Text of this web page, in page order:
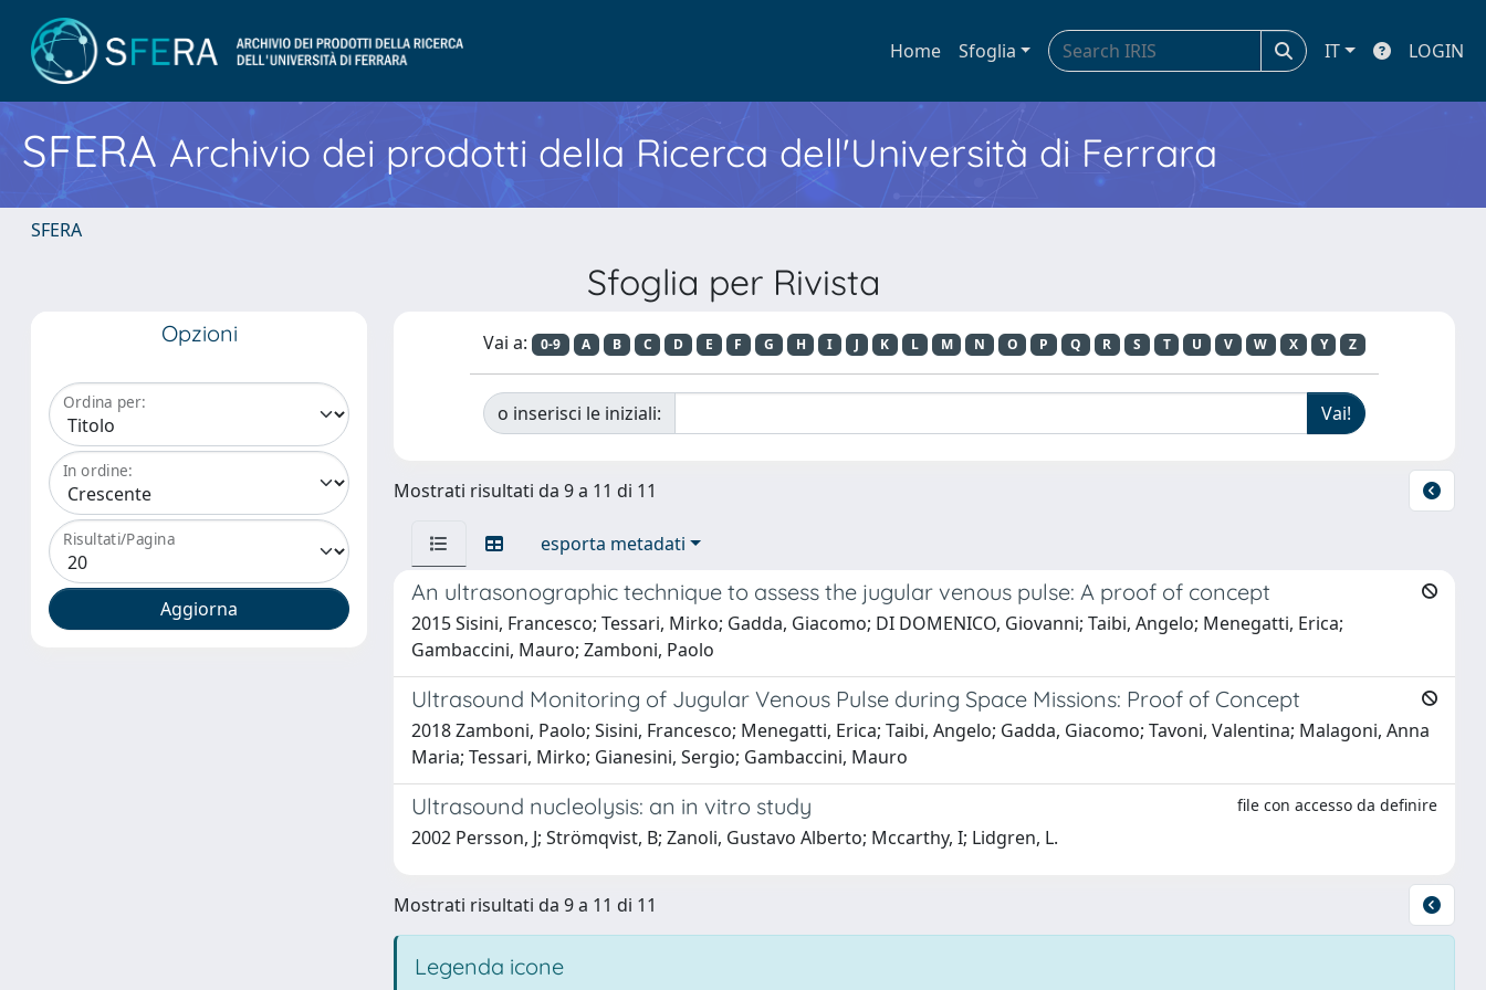
Home Sfoglia IT LOGIN
SFERA Archivio dei prodotti della Ricerca dell'Università di Ferrara
SFERA
Sfoglia per Rivista
Opzioni
Ordina per:
In ordine:
Risultati/Pagina
Vai a: 0-9 A B C D E F G H I J K L M N O P Q R S T U V W X Y Z
o inserisci le iniziali:
Mostrati risultati da 9 a 11 di 11
esporta metadati
An ultrasonographic technique to assess the jugular venous pulse: A proof of concept
2015 Sisini, Francesco; Tessari, Mirko; Gadda, Giacomo; DI DOMENICO, Giovanni; Taibi, Angelo; Menegatti, Erica;
Gambaccini, Mauro; Zamboni, Paolo
Ultrasound Monitoring of Jugular Venous Pulse during Space Missions: Proof of Concept
2018 Zamboni, Paolo; Sisini, Francesco; Menegatti, Erica; Taibi, Angelo; Gadda, Giacomo; Tavoni, Valentina; Malagoni, Anna
Maria; Tessari, Mirko; Gianesini, Sergio; Gambaccini, Mauro
Ultrasound nucleolysis: an in vitro study file con accesso da definire
2002 Persson, J; Strömqvist, B; Zanoli, Gustavo Alberto; Mccarthy, I; Lidgren, L.
Mostrati risultati da 9 a 11 di 11
Legenda icone